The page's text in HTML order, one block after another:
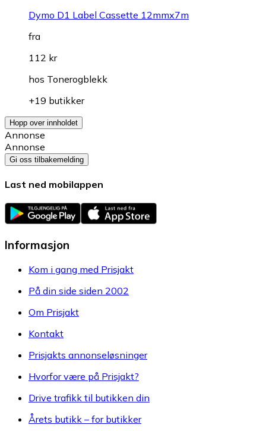
Dymo D1 Label Cassette 12mmx7m
fra
112 kr
hos Tonerogblekk
+19 butikker
Hopp over innholdet
Annonse
Annonse
Gi oss tilbakemelding
Last ned mobilappen
Informasjon
Kom i gang med Prisjakt
På din side siden 2002
Om Prisjakt
Kontakt
Prisjakts annonseløsninger
Hvorfor være på Prisjakt?
Drive trafikk til butikken din
Årets butikk – for butikker